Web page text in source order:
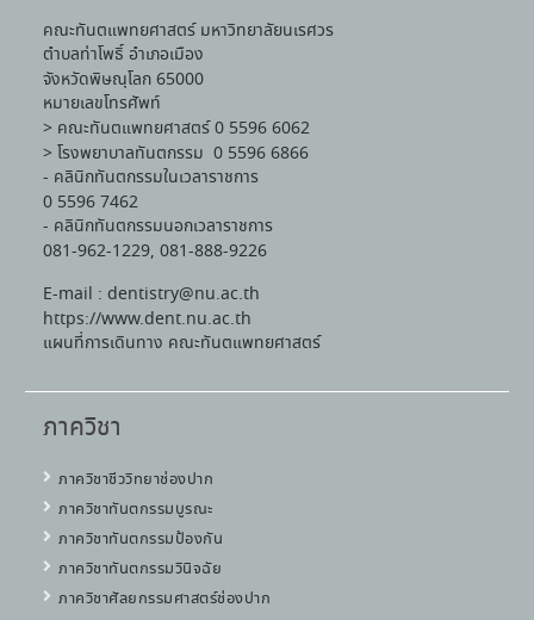
คณะทันตแพทยศาสตร์ มหาวิทยาลัยนเรศวร
ตำบลท่าโพธิ์ อำเภอเมือง
จังหวัดพิษณุโลก 65000
หมายเลขโทรศัพท์
> คณะทันตแพทยศาสตร์ 0 5596 6062
> โรงพยาบาลทันตกรรม 0 5596 6866
- คลินิกทันตกรรมในเวลาราชการ
0 5596 7462
- คลินิกทันตกรรมนอกเวลาราชการ
081-962-1229, 081-888-9226
E-mail : dentistry@nu.ac.th
https://www.dent.nu.ac.th
แผนที่การเดินทาง คณะทันตแพทยศาสตร์
ภาควิชา
ภาควิชาชีววิทยาช่องปาก
ภาควิชาทันตกรรมบูรณะ
ภาควิชาทันตกรรมป้องกัน
ภาควิชาทันตกรรมวินิจฉัย
ภาควิชาศัลยกรรมศาสตร์ช่องปาก